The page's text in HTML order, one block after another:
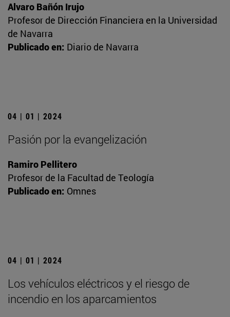
Alvaro Bañón Irujo
Profesor de Dirección Financiera en la Universidad
de Navarra
Publicado en: Diario de Navarra
04 | 01 | 2024
Pasión por la evangelización
Ramiro Pellitero
Profesor de la Facultad de Teología
Publicado en: Omnes
04 | 01 | 2024
Los vehículos eléctricos y el riesgo de
incendio en los aparcamientos